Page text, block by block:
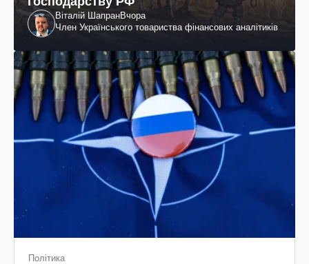
Віталій ШапранВчора
Член Українського товариства фінансових аналітиків
Політика